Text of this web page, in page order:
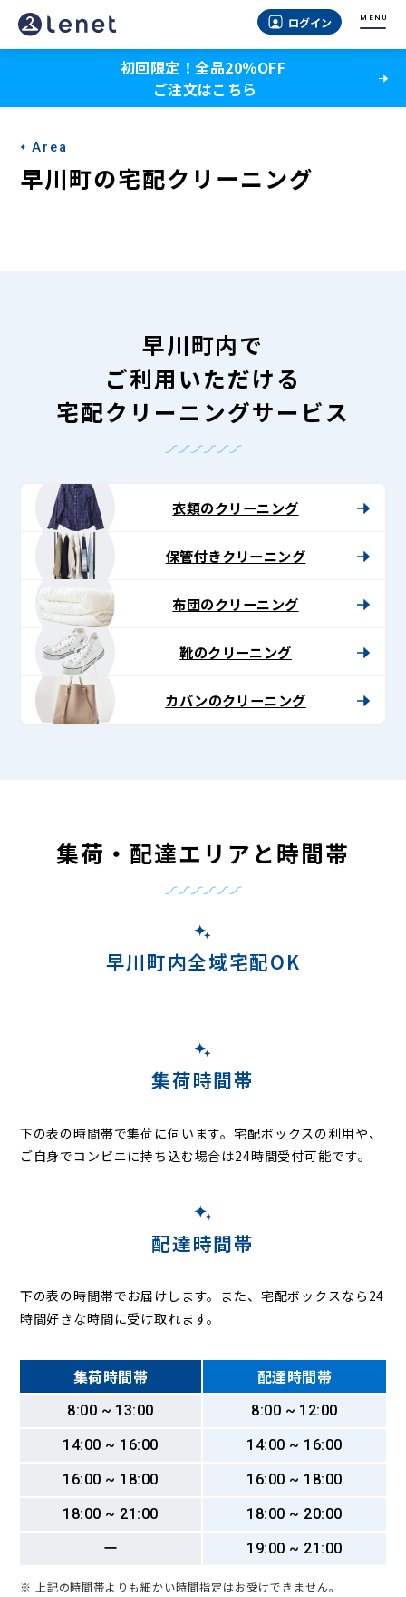
早
川
の
宅
配
ト〉
ログイン MENU
初回限定！全品20％OFF
ご注文はこちら
Area
早川町の宅配クリーニング
早川町内で
ご利用いただける
宅配クリーニングサービス
衣類のクリーニング
保管付きクリーニング
布団のクリーニング
靴のクリーニング
カバンのクリーニング
集荷・配達エリアと時間帯
早川町内全域宅配OK
集荷時間帯
下の表の時間帯で集荷に伺います。宅配ボックスの利用や、
ご自身でコンビニに持ち込む場合は24時間受付可能です。
配達時間帯
下の表の時間帯でお届けします。また、宅配ボックスなら24
時間好きな時間に受け取れます。
集荷時間帯 配達時間帯
8:00 ~ 13:00
8:00 ~ 12:00
14:00 ~ 16:00
14:00 ~ 16:00
16:00 ~ 18:00
16:00 ~ 18:00
18:00 ~ 21:00
18:00 ~ 20:00
ー
19:00 ~ 21:00
※ 上記の時間帯よりも細かい時間指定はお受けできません。